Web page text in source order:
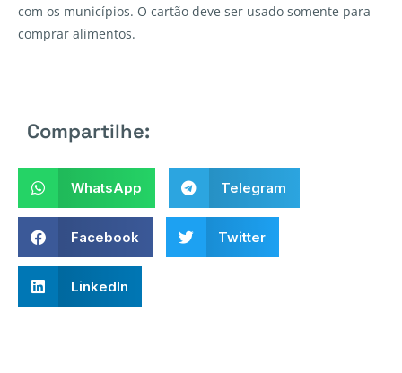
com os municípios. O cartão deve ser usado somente para
comprar alimentos.
Compartilhe:
WhatsApp Telegram
Facebook Twitter
LinkedIn